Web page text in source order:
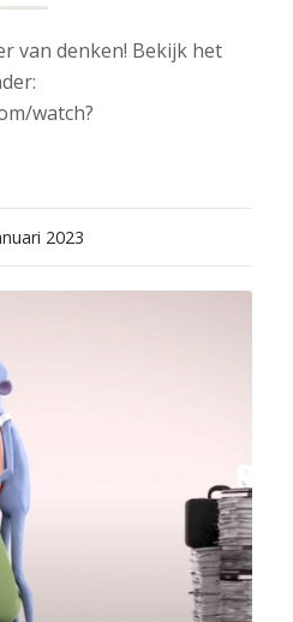
van denken! Bekijk het
watch?
2023